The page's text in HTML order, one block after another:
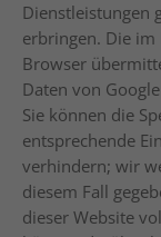
Dienstleistungen
erbringen. Die im
Browser
Daten von
Sie können die
entsprechende
verhindern; wir
diesem Fall
dieser Website